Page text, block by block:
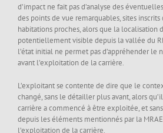
d’impact ne fait pas d’analyse des
des points de vue remarquables, sites inscrits
habitations proches, alors que la localisation
potentiellement visible depuis la vallée du
l’état initial ne permet pas d’appréhender le
avant l’exploitation de la carrière.
L’exploitant se contente de dire que le
changé, sans le détailler plus avant, alors
carrière a commencé à être exploitée, et
depuis les éléments mentionnés par la
l’exploitation de la carrière.